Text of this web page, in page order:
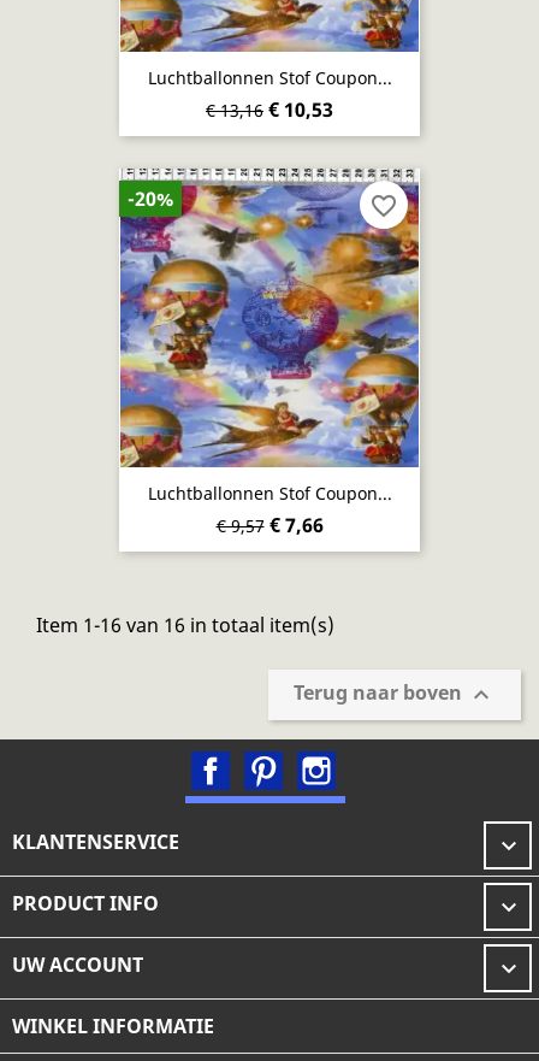
Luchtballonnen Stof Coupon...
€ 13,16 € 10,53
Luchtballonnen Stof Coupon...
€ 9,57 € 7,66
-20% favorite_border
Item 1-16 van 16 in totaal item(s)
Terug naar boven 
FacebookPinterest
KLANTENSERVICE 
PRODUCT INFO 
UW ACCOUNT 
WINKEL INFORMATIE